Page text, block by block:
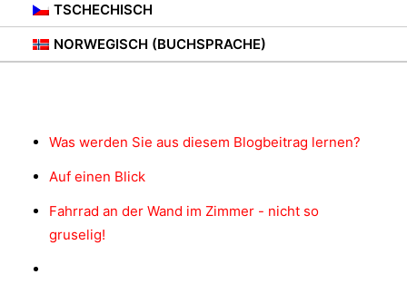
TSCHECHISCH
NORWEGISCH (BUCHSPRACHE)
Inhalt
Was werden Sie aus diesem Blogbeitrag lernen?
Auf einen Blick
Fahrrad an der Wand im Zimmer - nicht so
gruselig!